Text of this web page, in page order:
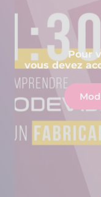
Pour
vous devez